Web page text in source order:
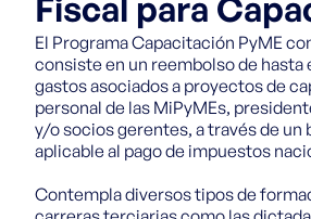
Administración
de Recursos
Humanos
Técnico
Superior en
Seguridad e
Higiene en el
Trabajo
para
Capacitación
Superior en
Administración
de Recursos
Humanos
Técnico
Superior en
Seguridad e
Higiene en el
Trabajo
en el Trabajo
para Capacitación
Averiguá
por tu
carrera
Fiscal para
El Programa Capacitación PyME
consiste en un reembolso de hasta
gastos asociados a proyectos de
personal de las MiPyMEs,
y/o socios gerentes, a través de
aplicable al pago de impuestos
Contempla diversos tipos de